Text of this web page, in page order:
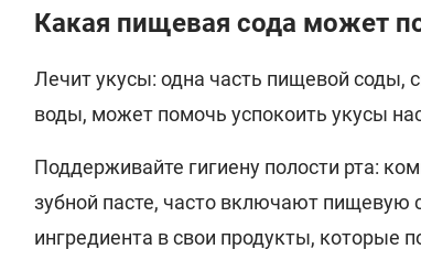
Какая пищевая сода может
Лечит укусы: одна часть пищевой соды,
воды, может помочь успокоить укусы
Поддерживайте гигиену полости рта:
зубной пасте, часто включают пищевую
ингредиента в свои продукты, которые